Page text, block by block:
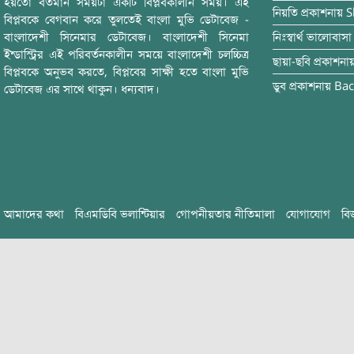
বিপ্লবকে বেগবান করে তুলতেই বাংলা মুভি ডেটাবেজ -
বাংলাদেশী সিনেমার ডেটাবেজ। বাংলাদেশী সিনেমা
ইন্ডাস্ট্রির এই পরিবর্তনকালীন সময়ে বাংলাদেশী চলচ্চিত্র
বিপ্লবকে অনুভব করতে, বিপ্লবের সাক্ষী হতে বাংলা মুভি
ডেটাবেজ এর সাথে থাকুন। ধন্যবাদ।
নিয়তি প্রকাশনায়
নিঃস্বার্থ ভালোবাসা
ছায়া-ছবি
ডুব প্রকাশনায়
আমাদের কথা বিএমডিবি ভলান্টিয়ার গোপনীয়তার নীতিমালা যোগাযোগ